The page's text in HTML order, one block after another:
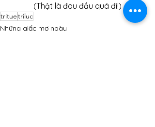
(Thật là đau đầu quá đi!)
trituetriluc
Những giấc mơ ngày